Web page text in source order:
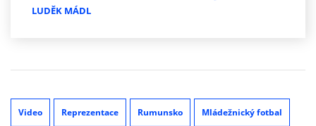
LUDĚK MÁDL
Video Reprezentace Rumunsko Mládežnický fotbal